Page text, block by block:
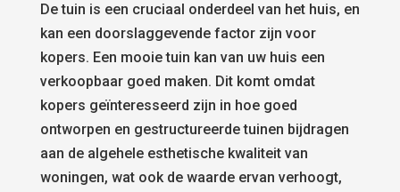
De tuin is een cruciaal onderdeel van het huis, en
kan een doorslaggevende factor zijn voor
kopers. Een mooie tuin kan van uw huis een
verkoopbaar goed maken. Dit komt omdat
kopers geïnteresseerd zijn in hoe goed
ontworpen en gestructureerde tuinen bijdragen
aan de algehele esthetische kwaliteit van
woningen, wat ook de waarde ervan verhoogt,